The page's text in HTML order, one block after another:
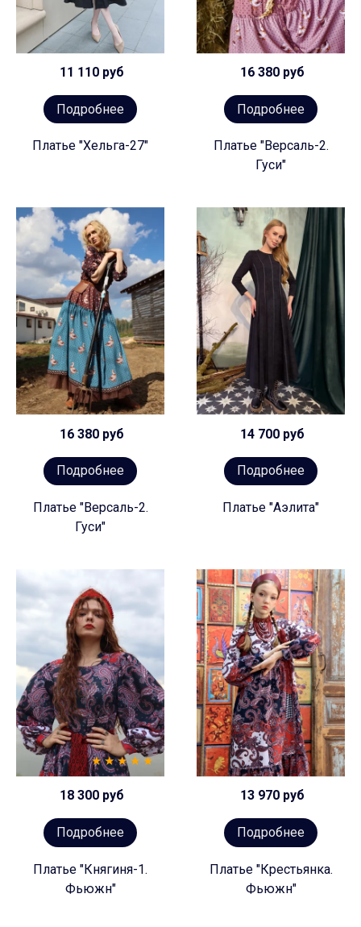
11 110 руб
Подробнее
Платье "Хельга-27"
16 380 руб
Подробнее
Платье "Версаль-2.
Гуси"
16 380 руб
Подробнее
Платье "Версаль-2.
Гуси"
14 700 руб
Подробнее
Платье "Аэлита"
18 300 руб
Подробнее
Платье "Княгиня-1.
Фьюжн"
13 970 руб
Подробнее
Платье "Крестьянка.
Фьюжн"